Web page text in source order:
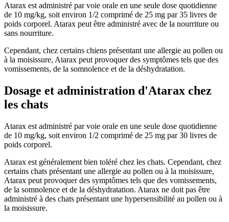
Atarax est administré par voie orale en une seule dose quotidienne
de 10 mg/kg, soit environ 1/2 comprimé de 25 mg par 35 livres de
poids corporel. Atarax peut être administré avec de la nourriture ou
sans nourriture.
Cependant, chez certains chiens présentant une allergie au pollen ou
à la moisissure, Atarax peut provoquer des symptômes tels que des
vomissements, de la somnolence et de la déshydratation.
Dosage et administration d'Atarax chez
les chats
Atarax est administré par voie orale en une seule dose quotidienne
de 10 mg/kg, soit environ 1/2 comprimé de 25 mg par 30 livres de
poids corporel.
Atarax est généralement bien toléré chez les chats. Cependant, chez
certains chats présentant une allergie au pollen ou à la moisissure,
Atarax peut provoquer des symptômes tels que des vomissements,
de la somnolence et de la déshydratation. Atarax ne doit pas être
administré à des chats présentant une hypersensibilité au pollen ou à
la moisissure.